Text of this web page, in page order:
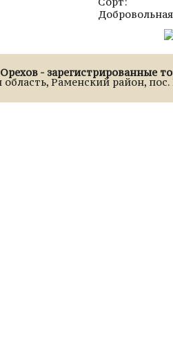
- зарегистрированные
Раменский район,